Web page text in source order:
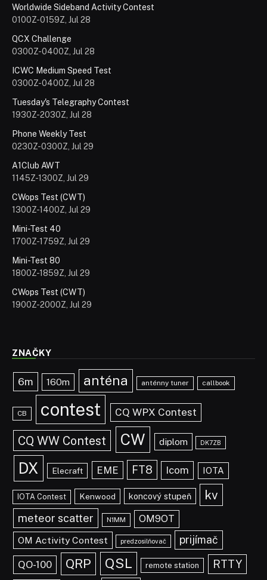
Worldwide Sideband Activity Contest
0100Z-0159Z, Jul 28
QCX Challenge
0300Z-0400Z, Jul 28
ICWC Medium Speed Test
0300Z-0400Z, Jul 28
Tuesday's Telegraphy Contest
1930Z-2030Z, Jul 28
Phone Weekly Test
0230Z-0300Z, Jul 29
A1Club AWT
1145Z-1300Z, Jul 29
CWops Test (CWT)
1300Z-1400Z, Jul 29
Mini-Test 40
1700Z-1759Z, Jul 29
Mini-Test 80
1800Z-1859Z, Jul 29
CWops Test (CWT)
1900Z-2000Z, Jul 29
ZNAČKY
6m 160m anténa anténny tuner callbook
CB contest CQ WPX Contest
CQ WW Contest CW diplom DK7ZB
DX Elecraft EME FT8 Icom IOTA
IOTA Contest Kenwood koncový stupeň kv
meteor scatter N1MM
OM9OT
OM Activity Contest
predzosilňovač prijímač
QO-100 QRP QSL remote station RTTY